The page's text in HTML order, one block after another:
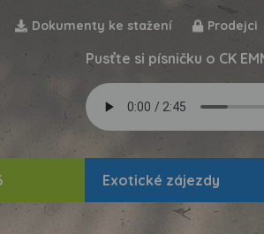
Dokumenty ke stažení Prodejci
Pusťte si písničku o CK
Exotické zájezdy